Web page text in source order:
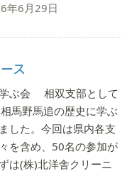
年6月29日
ス
ぶ会 相双支部として
馬野馬追の歴史に学ぶ
した。今回は県内各支
を含め、50名の参加が
は(株)北洋舎クリーニ